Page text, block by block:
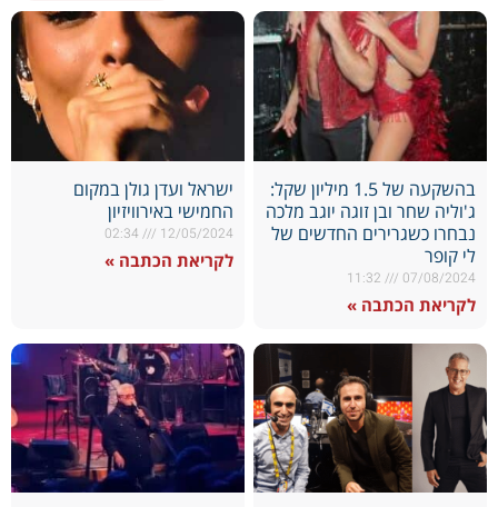
בהשקעה של 1.5 מיליון שקל:
ג'וליה שחר ובן זוגה יוגב מלכה
נבחרו כשגרירים החדשים של
לי קופר
07/08/2024
לקריאת הכתבה »
ישראל ועדן גולן במקום
החמישי באירוויזיון
12/05/2024
לקריאת הכתבה »